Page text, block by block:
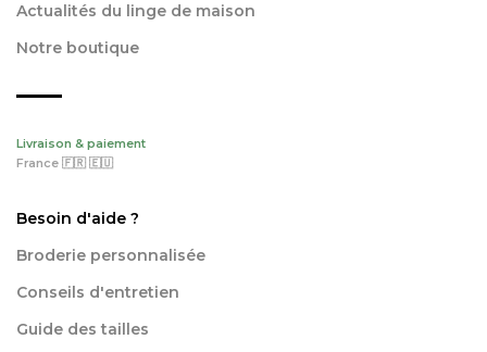
Actualités du linge de maison
Notre boutique
Livraison & paiement
France 🇫🇷 🇪🇺
Besoin d'aide ?
Broderie personnalisée
Conseils d'entretien
Guide des tailles